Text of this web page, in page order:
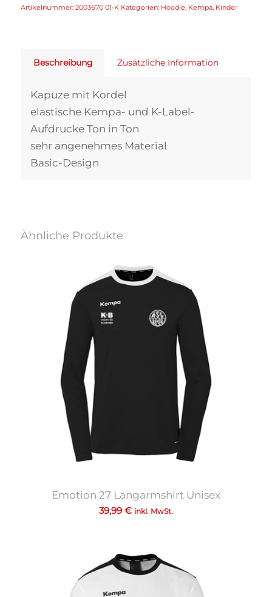
Artikelnummer: 2003670 01-K Kategorien: Hoodie Kempa, Kinder
Beschreibung Zusätzliche Information
Kapuze mit Kordel
elastische Kempa- und K-Label-
Aufdrucke Ton in Ton
sehr angenehmes Material
Basic-Design
Ähnliche Produkte
Emotion 27 Langarmshirt Unisex
39,99 € inkl. MwSt.